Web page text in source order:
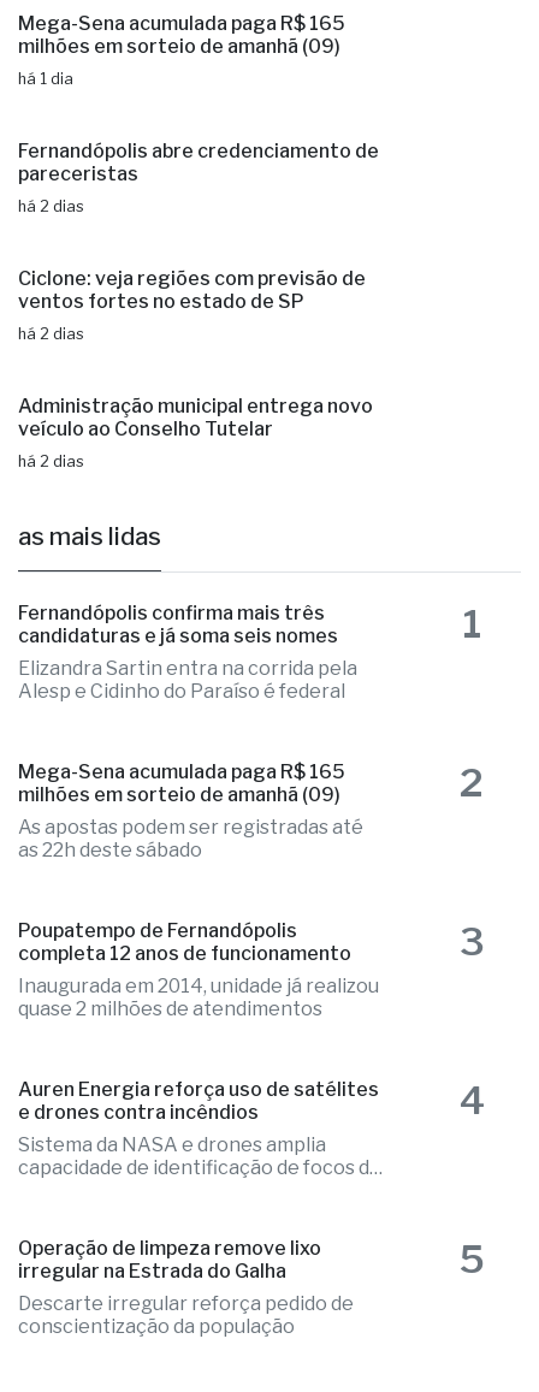
Mega-Sena acumulada paga R$ 165
milhões em sorteio de amanhã (09)
há 1 dia
Fernandópolis abre credenciamento de
pareceristas
há 2 dias
Ciclone: veja regiões com previsão de
ventos fortes no estado de SP
há 2 dias
Administração municipal entrega novo
veículo ao Conselho Tutelar
há 2 dias
as mais lidas
Fernandópolis confirma mais três
candidaturas e já soma seis nomes
Elizandra Sartin entra na corrida pela
Alesp e Cidinho do Paraíso é federal
1
Mega-Sena acumulada paga R$ 165
milhões em sorteio de amanhã (09)
As apostas podem ser registradas até
as 22h deste sábado
2
Poupatempo de Fernandópolis
completa 12 anos de funcionamento
Inaugurada em 2014, unidade já realizou
quase 2 milhões de atendimentos
3
Auren Energia reforça uso de satélites
e drones contra incêndios
Sistema da NASA e drones amplia
capacidade de identificação de focos de
4
Operação de limpeza remove lixo
irregular na Estrada do Galha
Descarte irregular reforça pedido de
conscientização da população
5